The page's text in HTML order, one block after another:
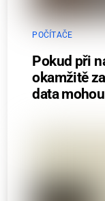
POČÍTAČE
Pokud při
okamžitě
data